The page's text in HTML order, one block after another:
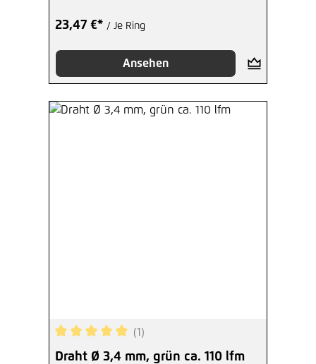
23,47 €* / Je Ring
Ansehen
Durchschnittliche Bewertung von 5 von 5
(1)
Draht Ø 3,4 mm, grün ca. 110 lfm